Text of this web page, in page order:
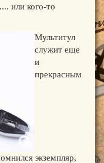
или кого-то
Мультитул
служит еще
и
прекрасным
экземпляр,